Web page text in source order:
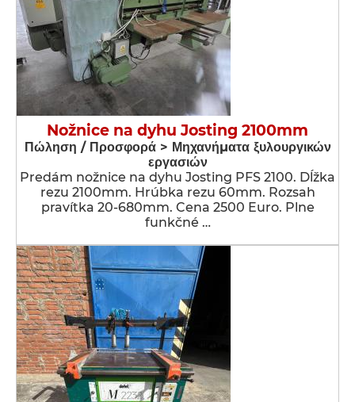
Nožnice na dyhu Josting 2100mm
Πώληση / Προσφορά > Μηχανήματα ξυλουργικών
εργασιών
Predám nožnice na dyhu Josting PFS 2100. Dĺžka
rezu 2100mm. Hrúbka rezu 60mm. Rozsah
pravítka 20-680mm. Cena 2500 Euro. Plne
funkčné …